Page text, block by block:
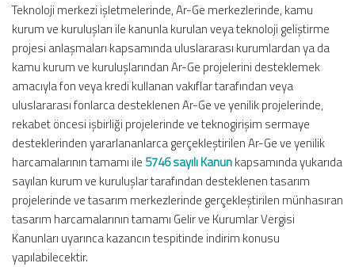
Teknoloji merkezi işletmelerinde, Ar-Ge merkezlerinde, kamu
kurum ve kuruluşları ile kanunla kurulan veya teknoloji geliştirme
projesi anlaşmaları kapsamında uluslararası kurumlardan ya da
kamu kurum ve kuruluşlarından Ar-Ge projelerini desteklemek
amacıyla fon veya kredi kullanan vakıflar tarafından veya
uluslararası fonlarca desteklenen Ar-Ge ve yenilik projelerinde,
rekabet öncesi işbirliği projelerinde ve teknogirişim sermaye
desteklerinden yararlananlarca gerçekleştirilen Ar-Ge ve yenilik
harcamalarının tamamı ile 5746 sayılı Kanunkapsamında yukarıda
sayılan kurum ve kuruluşlar tarafından desteklenen tasarım
projelerinde ve tasarım merkezlerinde gerçekleştirilen münhasıran
tasarım harcamalarının tamamı Gelir ve Kurumlar Vergisi
Kanunları uyarınca kazancın tespitinde indirim konusu
yapılabilecektir.